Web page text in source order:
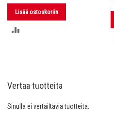
Lisää ostoskoriin
Vertaa tuotteita
Sinulla ei vertailtavia tuotteita.